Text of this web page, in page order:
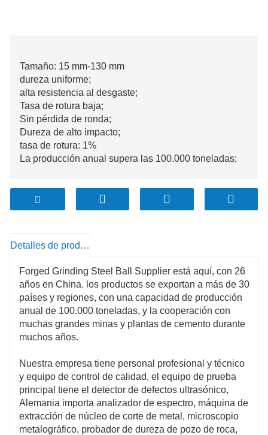
Tamaño: 15 mm-130 mm
dureza uniforme;
alta resistencia al desgaste;
Tasa de rotura baja;
Sin pérdida de ronda;
Dureza de alto impacto;
tasa de rotura: 1%
La producción anual supera las 100.000 toneladas;
Detalles de producto
Forged Grinding Steel Ball Supplier está aquí, con 26
años en China. los productos se exportan a más de 30
países y regiones, con una capacidad de producción
anual de 100.000 toneladas, y la cooperación con
muchas grandes minas y plantas de cemento durante
muchos años.
Nuestra empresa tiene personal profesional y técnico
y equipo de control de calidad, el equipo de prueba
principal tiene el detector de defectos ultrasónico,
Alemania importa analizador de espectro, máquina de
extracción de núcleo de corte de metal, microscopio
metalográfico, probador de dureza de pozo de roca,